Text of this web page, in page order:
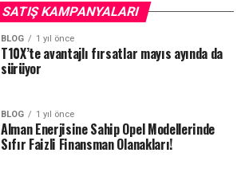
SATIŞ KAMPANYALARI
BLOG 1 yıl önce
T10X’te avantajlı fırsatlar mayıs ayında da
sürüyor
BLOG 1 yıl önce
Alman Enerjisine Sahip Opel Modellerinde
Sıfır Faizli Finansman Olanakları!